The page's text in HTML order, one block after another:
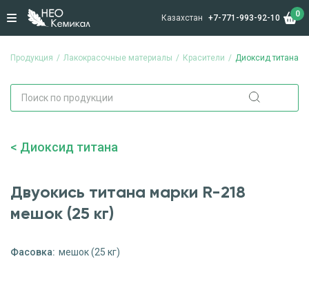
Казахстан +7-771-993-92-10 0
Продукция Лакокрасочные материалы Красители Диоксид титана
Диоксид титана
Двуокись титана марки R-218
мешок (25 кг)
Фасовка: мешок (25 кг)